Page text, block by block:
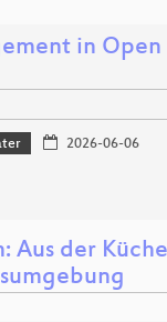
in Open
2026-06-06
Aus der Küche